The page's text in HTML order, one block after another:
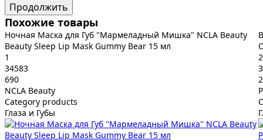
Продолжить
Похожие товары
Ночная Маска для Губ "Мармеладный Мишка" NCLA Beauty
Beauty Sleep Lip Mask Gummy Bear 15 мл
1
34583
690
NCLA Beauty
Category products
Глаза и Губы
2